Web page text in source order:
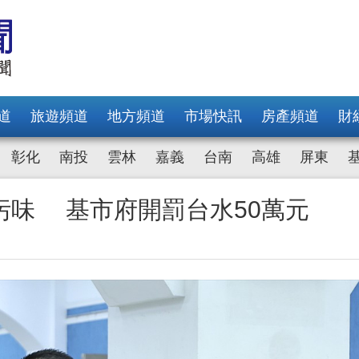
旅遊頻道 地方頻道 市場快訊 房產頻道 財
彰化 南投 雲林 嘉義 台南 高雄 屏東
味 基市府開罰台水50萬元